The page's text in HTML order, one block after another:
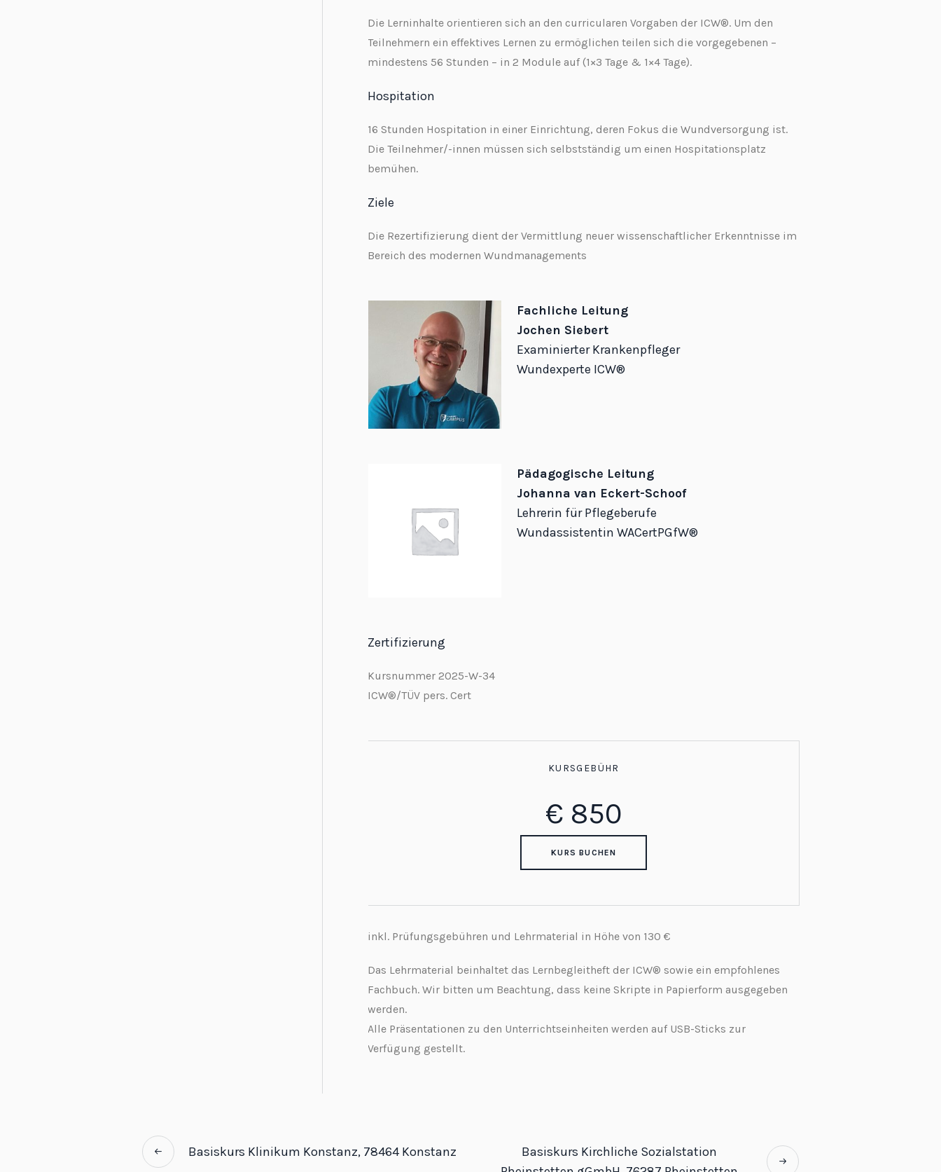
Die Lerninhalte orientieren sich an den curricularen Vorgaben der ICW®. Um den
Teilnehmern ein effektives Lernen zu ermöglichen teilen sich die vorgegebenen –
mindestens 56 Stunden – in 2 Module auf (1×3 Tage & 1×4 Tage).
Hospitation
16 Stunden Hospitation in einer Einrichtung, deren Fokus die Wundversorgung ist.
Die Teilnehmer/-innen müssen sich selbstständig um einen Hospitationsplatz
bemühen.
Ziele
Die Rezertifizierung dient der Vermittlung neuer wissenschaftlicher Erkenntnisse im
Bereich des modernen Wundmanagements
Fachliche Leitung
Jochen Siebert
Examinierter Krankenpfleger
Wundexperte ICW®
Pädagogische Leitung
Johanna van Eckert-Schoof
Lehrerin für Pflegeberufe
Wundassistentin WACertPGfW®
Zertifizierung
Kursnummer 2025-W-34
ICW®/TÜV pers. Cert
KURSGEBÜHR
€ 850
KURS BUCHEN
inkl. Prüfungsgebühren und Lehrmaterial in Höhe von 130 €
Das Lehrmaterial beinhaltet das Lernbegleitheft der ICW® sowie ein empfohlenes
Fachbuch. Wir bitten um Beachtung, dass keine Skripte in Papierform ausgegeben
werden.
Alle Präsentationen zu den Unterrichtseinheiten werden auf USB-Sticks zur
Verfügung gestellt.
Basiskurs Klinikum Konstanz, 78464 Konstanz
Basiskurs Kirchliche Sozialstation